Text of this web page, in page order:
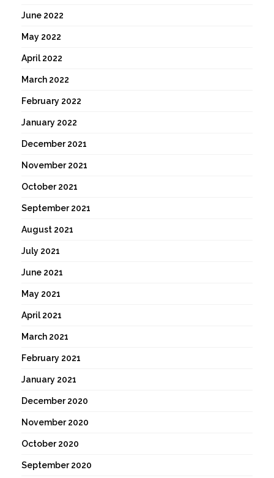
June 2022
May 2022
April 2022
March 2022
February 2022
January 2022
December 2021
November 2021
October 2021
September 2021
August 2021
July 2021
June 2021
May 2021
April 2021
March 2021
February 2021
January 2021
December 2020
November 2020
October 2020
September 2020